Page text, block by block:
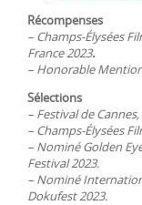
Récompenses
– Champs-Élysées
France 2023.
– Honorable
Sélections
– Festival de
– Champs-Élysées
– Nominé Golden
Festival 2023.
– Nominé
Dokufest 2023.